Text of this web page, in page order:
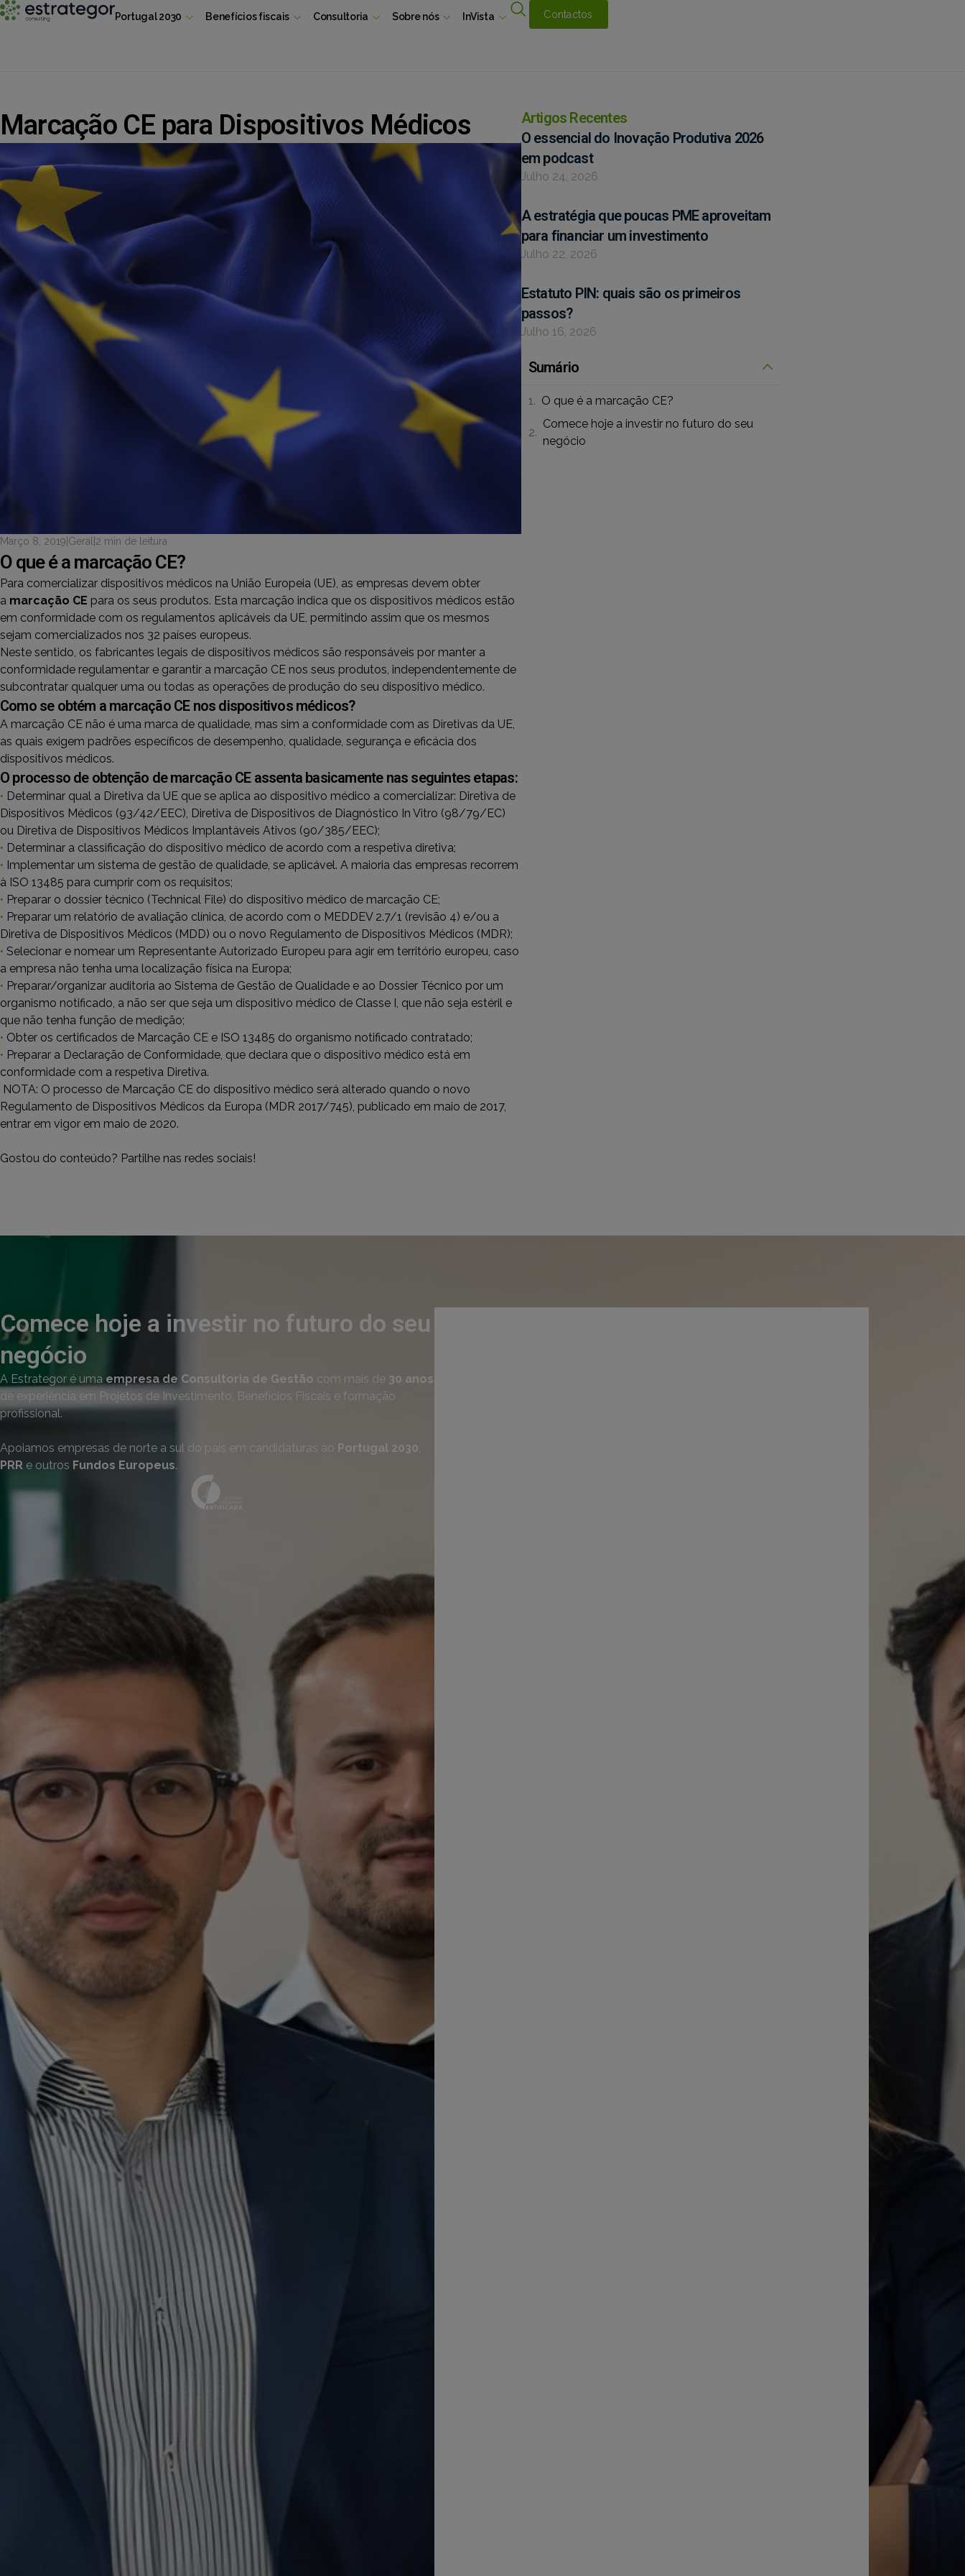
Portugal 2030 Benefícios fiscais Consultoria Sobre nós InVista Contactos
Marcação CE para Dispositivos Médicos
Março 8, 2019 Geral 2 min de leitura
O que é a marcação CE?
Para comercializar dispositivos médicos na União Europeia (UE), as empresas devem obter
a marcação CE para os seus produtos. Esta marcação indica que os dispositivos médicos estão
em conformidade com os regulamentos aplicáveis da UE, permitindo assim que os mesmos
sejam comercializados nos 32 países europeus.
Neste sentido, os fabricantes legais de dispositivos médicos são responsáveis por manter a
conformidade regulamentar e garantir a marcação CE nos seus produtos, independentemente de
subcontratar qualquer uma ou todas as operações de produção do seu dispositivo médico.
Como se obtém a marcação CE nos dispositivos médicos?
A marcação CE não é uma marca de qualidade, mas sim a conformidade com as Diretivas da UE,
as quais exigem padrões específicos de desempenho, qualidade, segurança e eficácia dos
dispositivos médicos.
O processo de obtenção de marcação CE assenta basicamente nas seguintes etapas:
• Determinar qual a Diretiva da UE que se aplica ao dispositivo médico a comercializar: Diretiva de
Dispositivos Médicos (93/42/EEC), Diretiva de Dispositivos de Diagnóstico In Vitro (98/79/EC)
ou Diretiva de Dispositivos Médicos Implantáveis ​​Ativos (90/385/EEC);
• Determinar a classificação do dispositivo médico de acordo com a respetiva diretiva;
• Implementar um sistema de gestão de qualidade, se aplicável. A maioria das empresas recorrem
à ISO 13485 para cumprir com os requisitos;
• Preparar o dossier técnico (Technical File) do dispositivo médico de marcação CE;
• Preparar um relatório de avaliação clínica, de acordo com o MEDDEV 2.7/1 (revisão 4) e/ou a
Diretiva de Dispositivos Médicos (MDD) ou o novo Regulamento de Dispositivos Médicos (MDR);
• Selecionar e nomear um Representante Autorizado Europeu para agir em território europeu, caso
a empresa não tenha uma localização física na Europa;
• Preparar/organizar auditoria ao Sistema de Gestão de Qualidade e ao Dossier Técnico por um
organismo notificado, a não ser que seja um dispositivo médico de Classe I, que não seja estéril e
que não tenha função de medição;
• Obter os certificados de Marcação CE e ISO 13485 do organismo notificado contratado;
• Preparar a Declaração de Conformidade, que declara que o dispositivo médico está em
conformidade com a respetiva Diretiva.
NOTA: O processo de Marcação CE do dispositivo médico será alterado quando o novo
Regulamento de Dispositivos Médicos da Europa (MDR 2017/745), publicado em maio de 2017,
entrar em vigor em maio de 2020.
Gostou do conteúdo? Partilhe nas redes sociais!
Artigos Recentes
O essencial do Inovação Produtiva 2026
em podcast
Julho 24, 2026
A estratégia que poucas PME aproveitam
para financiar um investimento
Julho 22, 2026
Estatuto PIN: quais são os primeiros
passos?
Julho 16, 2026
Sumário
O que é a marcação CE?
Comece hoje a investir no futuro do seu
negócio
Comece hoje a investir no futuro do seu
negócio
A Estrategor é uma empresa de Consultoria de Gestão com mais de 30 anos
de experiência em Projetos de Investimento, Benefícios Fiscais e formação
profissional.
Apoiamos empresas de norte a sul do país em candidaturas ao Portugal 2030,
PRR e outros Fundos Europeus.